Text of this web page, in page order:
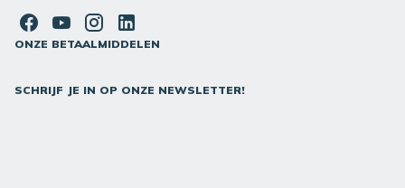
ONZE BETAALMIDDELEN
SCHRIJF JE IN OP ONZE NEWSLETTER!